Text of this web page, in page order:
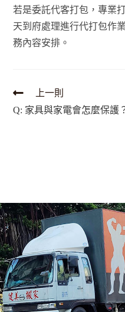
若是委託代客打包，專業
天到府處理進行代打包作
務內容安排。
上一則
Q: 家具與家電會怎麼保護